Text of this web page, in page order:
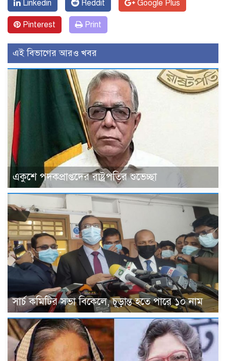
Linkedin Reddit Google Plus
Pinterest Print
এই বিভাগের আরও খবর
একুশে পদকপ্রাপ্তদের রাষ্ট্রপতির শুভেচ্ছা
সার্চ কমিটির সভা বিকেলে, চূড়ান্ত হতে পারে ১০ নাম